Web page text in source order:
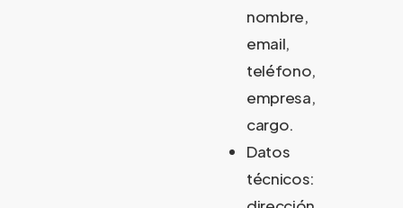
nombre,
email,
teléfono,
empresa,
cargo.
Datos
técnicos: